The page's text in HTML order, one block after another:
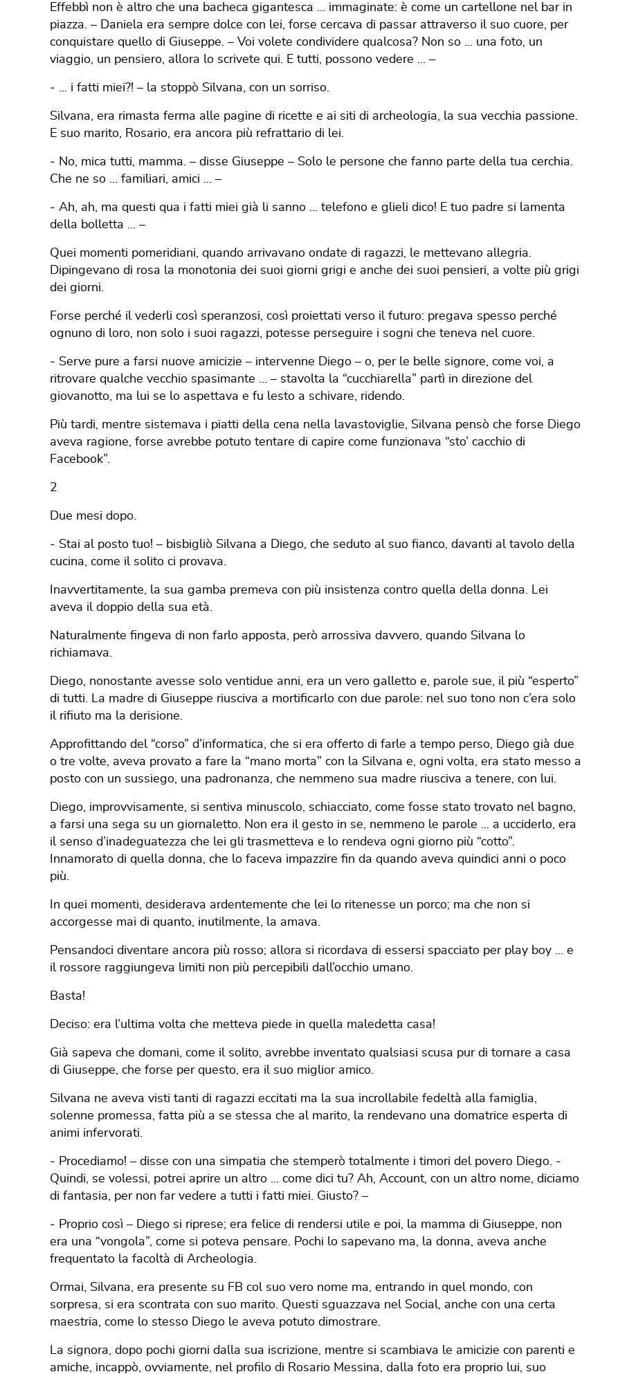
Effebbì non è altro che una bacheca gigantesca ... immaginate: è come un cartellone nel bar in
piazza. – Daniela era sempre dolce con lei, forse cercava di passar attraverso il suo cuore, per
conquistare quello di Giuseppe. – Voi volete condividere qualcosa? Non so ... una foto, un
viaggio, un pensiero, allora lo scrivete qui. E tutti, possono vedere ... –
‐ ... i fatti miei?! – la stoppò Silvana, con un sorriso.
Silvana, era rimasta ferma alle pagine di ricette e ai siti di archeologia, la sua vecchia passione.
E suo marito, Rosario, era ancora più refrattario di lei.
‐ No, mica tutti, mamma. – disse Giuseppe – Solo le persone che fanno parte della tua cerchia.
Che ne so ... familiari, amici ... –
‐ Ah, ah, ma questi qua i fatti miei già li sanno ... telefono e glieli dico! E tuo padre si lamenta
della bolletta ... –
Quei momenti pomeridiani, quando arrivavano ondate di ragazzi, le mettevano allegria.
Dipingevano di rosa la monotonia dei suoi giorni grigi e anche dei suoi pensieri, a volte più grigi
dei giorni.
Forse perché il vederli così speranzosi, così proiettati verso il futuro: pregava spesso perché
ognuno di loro, non solo i suoi ragazzi, potesse perseguire i sogni che teneva nel cuore.
‐ Serve pure a farsi nuove amicizie – intervenne Diego – o, per le belle signore, come voi, a
ritrovare qualche vecchio spasimante ... – stavolta la “cucchiarella” partì in direzione del
giovanotto, ma lui se lo aspettava e fu lesto a schivare, ridendo.
Più tardi, mentre sistemava i piatti della cena nella lavastoviglie, Silvana pensò che forse Diego
aveva ragione, forse avrebbe potuto tentare di capire come funzionava “sto’ cacchio di
Facebook”.
2
Due mesi dopo.
‐ Stai al posto tuo! – bisbigliò Silvana a Diego, che seduto al suo fianco, davanti al tavolo della
cucina, come il solito ci provava.
Inavvertitamente, la sua gamba premeva con più insistenza contro quella della donna. Lei
aveva il doppio della sua età.
Naturalmente fingeva di non farlo apposta, però arrossiva davvero, quando Silvana lo
richiamava.
Diego, nonostante avesse solo ventidue anni, era un vero galletto e, parole sue, il più “esperto”
di tutti. La madre di Giuseppe riusciva a mortificarlo con due parole: nel suo tono non c’era solo
il rifiuto ma la derisione.
Approfittando del “corso” d’informatica, che si era offerto di farle a tempo perso, Diego già due
o tre volte, aveva provato a fare la “mano morta” con la Silvana e, ogni volta, era stato messo a
posto con un sussiego, una padronanza, che nemmeno sua madre riusciva a tenere, con lui.
Diego, improvvisamente, si sentiva minuscolo, schiacciato, come fosse stato trovato nel bagno,
a farsi una sega su un giornaletto. Non era il gesto in se, nemmeno le parole ... a ucciderlo, era
il senso d’inadeguatezza che lei gli trasmetteva e lo rendeva ogni giorno più “cotto”.
Innamorato di quella donna, che lo faceva impazzire fin da quando aveva quindici anni o poco
più.
In quei momenti, desiderava ardentemente che lei lo ritenesse un porco; ma che non si
accorgesse mai di quanto, inutilmente, la amava.
Pensandoci diventare ancora più rosso; allora si ricordava di essersi spacciato per play boy ... e
il rossore raggiungeva limiti non più percepibili dall’occhio umano.
Basta!
Deciso: era l’ultima volta che metteva piede in quella maledetta casa!
Già sapeva che domani, come il solito, avrebbe inventato qualsiasi scusa pur di tornare a casa
di Giuseppe, che forse per questo, era il suo miglior amico.
Silvana ne aveva visti tanti di ragazzi eccitati ma la sua incrollabile fedeltà alla famiglia,
solenne promessa, fatta più a se stessa che al marito, la rendevano una domatrice esperta di
animi infervorati.
‐ Procediamo! – disse con una simpatia che stemperò totalmente i timori del povero Diego. ‐
Quindi, se volessi, potrei aprire un altro ... come dici tu? Ah, Account, con un altro nome, diciamo
di fantasia, per non far vedere a tutti i fatti miei. Giusto? –
‐ Proprio così – Diego si riprese; era felice di rendersi utile e poi, la mamma di Giuseppe, non
era una “vongola”, come si poteva pensare. Pochi lo sapevano ma, la donna, aveva anche
frequentato la facoltà di Archeologia.
Ormai, Silvana, era presente su FB col suo vero nome ma, entrando in quel mondo, con
sorpresa, si era scontrata con suo marito. Questi sguazzava nel Social, anche con una certa
maestria, come lo stesso Diego le aveva potuto dimostrare.
La signora, dopo pochi giorni dalla sua iscrizione, mentre si scambiava le amicizie con parenti e
amiche, incappò, ovviamente, nel profilo di Rosario Messina, dalla foto era proprio lui, suo